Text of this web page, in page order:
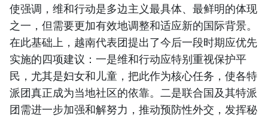
使强调，维和行动是多边主义最具体、最鲜明的体现
之一，但需要更加有效地调整和适应新的国际背景。
在此基础上，越南代表团提出了今后一段时期应优先
实施的四项建议：一是维和行动应特别重视保护平
民，尤其是妇女和儿童，把此作为核心任务，使各特
派团真正成为当地社区的依靠。二是联合国及其特派
团需进一步加强和解努力，推动预防性外交，发挥秘